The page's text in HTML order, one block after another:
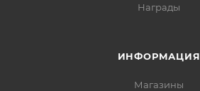
Награды
ИНФОРМАЦИЯ
Магазины